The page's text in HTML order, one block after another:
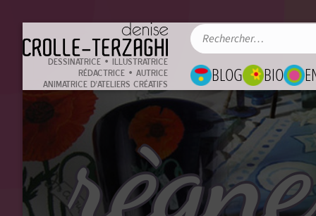
DESSINATRICE • ILLUSTRATRICE
RÉDACTRICE • AUTRICE
ANIMATRICE D'ATELIERS CRÉATIFS
BLOG BIO